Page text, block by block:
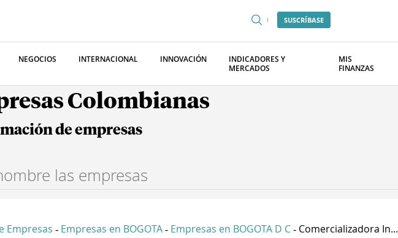
SUSCRÍBASE
NEGOCIOS INTERNACIONAL INNOVACIÓN
INDICADORES Y
MERCADOS
MIS
FINANZAS
Colombianas
de empresas
Empresas - Empresas en BOGOTA - Empresas en BOGOTA D C - Comercializadora In...